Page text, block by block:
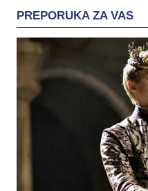
PREPORUKA ZA VAS